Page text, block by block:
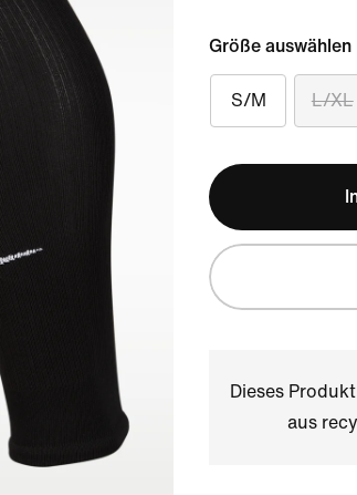
Größe auswählen
S/M L/XL
Dieses
aus